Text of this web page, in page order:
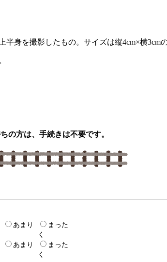
影したもの。サイズは縦4cm×横3cm
の方は、手続きは不要です。
あまり
まった
く
あまり
まった
く